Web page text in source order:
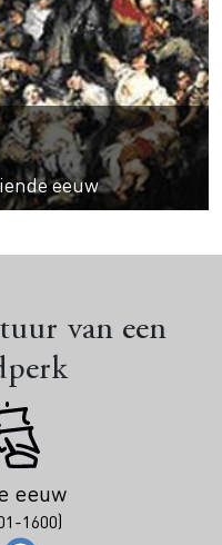
eeuw
van een
eeuw
1600)